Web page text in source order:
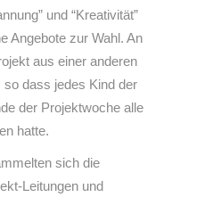
und “Kreativität”
Angebote zur Wahl. An
aus einer anderen
so dass jedes Kind der
der Projektwoche alle
hatte.
sich die
Leitungen und